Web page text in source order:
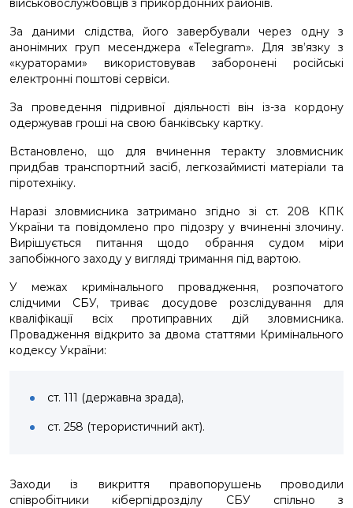
військовослужбовців з прикордонних районів.
За даними слідства, його завербували через одну з
анонімних груп месенджера «Telegram». Для зв’язку з
«кураторами» використовував заборонені російські
електронні поштові сервіси.
За проведення підривної діяльності він із-за кордону
одержував гроші на свою банківську картку.
Встановлено, що для вчинення теракту зловмисник
придбав транспортний засіб, легкозаймисті матеріали та
піротехніку.
Наразі зловмисника затримано згідно зі ст. 208 КПК
України та повідомлено про підозру у вчиненні злочину.
Вирішується питання щодо обрання судом міри
запобіжного заходу у вигляді тримання під вартою.
У межах кримінального провадження, розпочатого
слідчими СБУ, триває досудове розслідування для
кваліфікації всіх протиправних дій зловмисника.
Провадження відкрито за двома статтями Кримінального
кодексу України:
ст. 111 (державна зрада),
ст. 258 (терористичний акт).
Заходи із викриття правопорушень проводили
співробітники кіберпідрозділу СБУ спільно з